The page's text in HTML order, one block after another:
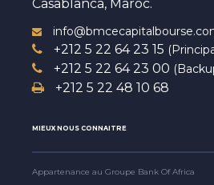
Casablanca, Maroc.
+212 5 22 64 23 15
+212 5 22 64 23 00
+212 5 22 48 10 68
MIEUX NOUS CONNAITRE
Appartenance au Groupe Bank Of Africa